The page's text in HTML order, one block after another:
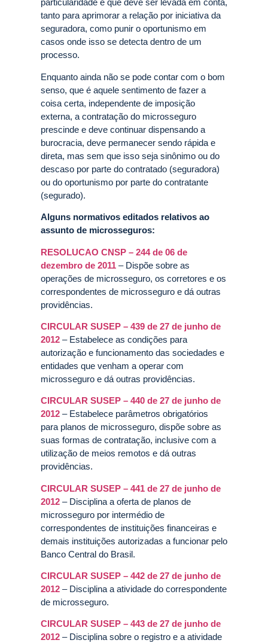
particularidade e que deve ser levada em conta,
tanto para aprimorar a relação por iniciativa da
seguradora, como punir o oportunismo em
casos onde isso se detecta dentro de um
processo.
Enquanto ainda não se pode contar com o bom
senso, que é aquele sentimento de fazer a
coisa certa, independente de imposição
externa, a contratação do microsseguro
prescinde e deve continuar dispensando a
burocracia, deve permanecer sendo rápida e
direta, mas sem que isso seja sinônimo ou do
descaso por parte do contratado (seguradora)
ou do oportunismo por parte do contratante
(segurado).
Alguns normativos editados relativos ao
assunto de microsseguros:
RESOLUCAO CNSP – 244 de 06 de
dezembro de 2011– Dispõe sobre as
operações de microsseguro, os corretores e os
correspondentes de microsseguro e dá outras
providências.
CIRCULAR SUSEP – 439 de 27 de junho de
2012– Estabelece as condições para
autorização e funcionamento das sociedades e
entidades que venham a operar com
microsseguro e dá outras providências.
CIRCULAR SUSEP – 440 de 27 de junho de
2012– Estabelece parâmetros obrigatórios
para planos de microsseguro, dispõe sobre as
suas formas de contratação, inclusive com a
utilização de meios remotos e dá outras
providências.
CIRCULAR SUSEP – 441 de 27 de junho de
2012– Disciplina a oferta de planos de
microsseguro por intermédio de
correspondentes de instituições financeiras e
demais instituições autorizadas a funcionar pelo
Banco Central do Brasil.
CIRCULAR SUSEP – 442 de 27 de junho de
2012– Disciplina a atividade do correspondente
de microsseguro.
CIRCULAR SUSEP – 443 de 27 de junho de
2012– Disciplina sobre o registro e a atividade